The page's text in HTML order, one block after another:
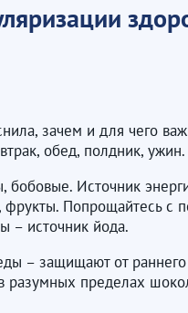
зачем и для чего
обед, полдник, ужин.
бобовые. Источник
фрукты. Попрощайтесь с
– источник йода.
– защищают от раннего
разумных пределах